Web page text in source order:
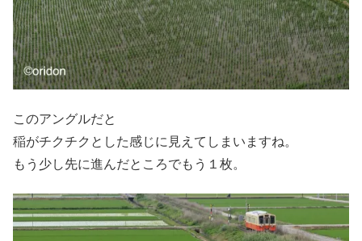
このアングルだと
稲がチクチクとした感じに見えてしまいますね。
もう少し先に進んだところでもう１枚。